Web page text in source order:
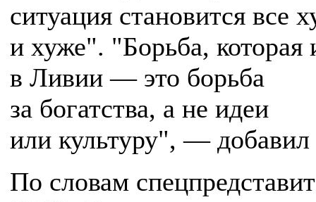
ситуация становится все
и хуже". "Борьба, которая
в Ливии — это борьба
за богатства, а не идеи
или культуру", — добавил
По словам